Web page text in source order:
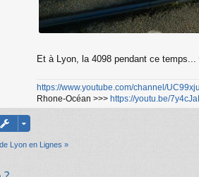
Et à Lyon, la 4098 pendant ce temps...
https://www.youtube.com/channel/
Rhone-Océan >>> https://youtu.be/
Lyon en Lignes »